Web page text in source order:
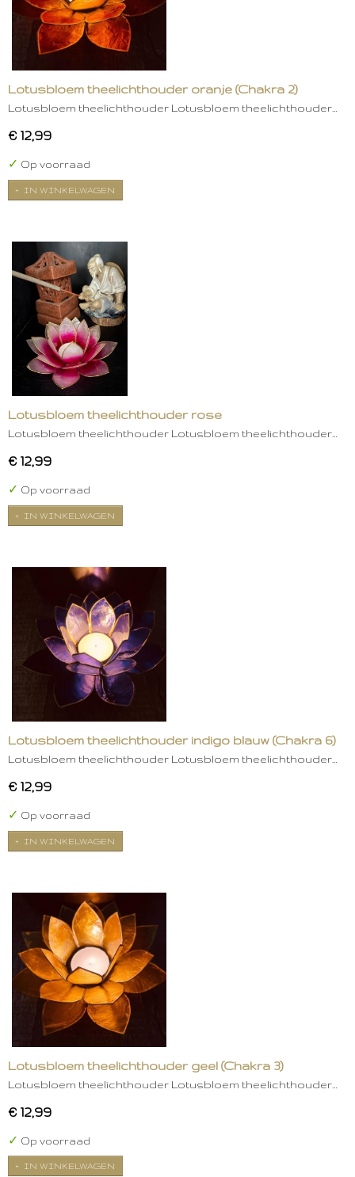
Lotusbloem theelichthouder oranje (Chakra 2)
Lotusbloem theelichthouder Lotusbloem theelichthouder…
€ 12,99
✓ Op voorraad
IN WINKELWAGEN
Lotusbloem theelichthouder rose
Lotusbloem theelichthouder Lotusbloem theelichthouder…
€ 12,99
✓ Op voorraad
IN WINKELWAGEN
Lotusbloem theelichthouder indigo blauw (Chakra 6)
Lotusbloem theelichthouder Lotusbloem theelichthouder…
€ 12,99
✓ Op voorraad
IN WINKELWAGEN
Lotusbloem theelichthouder geel (Chakra 3)
Lotusbloem theelichthouder Lotusbloem theelichthouder…
€ 12,99
✓ Op voorraad
IN WINKELWAGEN